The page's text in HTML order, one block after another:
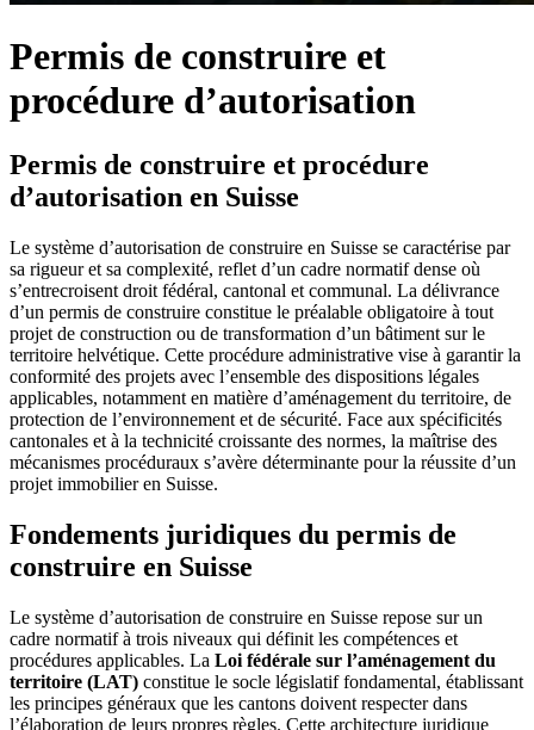
Permis de construire et
procédure d’autorisation
Permis de construire et procédure
d’autorisation en Suisse
Le système d’autorisation de construire en Suisse se caractérise par
sa rigueur et sa complexité, reflet d’un cadre normatif dense où
s’entrecroisent droit fédéral, cantonal et communal. La délivrance
d’un permis de construire constitue le préalable obligatoire à tout
projet de construction ou de transformation d’un bâtiment sur le
territoire helvétique. Cette procédure administrative vise à garantir la
conformité des projets avec l’ensemble des dispositions légales
applicables, notamment en matière d’aménagement du territoire, de
protection de l’environnement et de sécurité. Face aux spécificités
cantonales et à la technicité croissante des normes, la maîtrise des
mécanismes procéduraux s’avère déterminante pour la réussite d’un
projet immobilier en Suisse.
Fondements juridiques du permis de
construire en Suisse
Le système d’autorisation de construire en Suisse repose sur un
cadre normatif à trois niveaux qui définit les compétences et
procédures applicables. La Loi fédérale sur l’aménagement du
territoire (LAT) constitue le socle législatif fondamental, établissant
les principes généraux que les cantons doivent respecter dans
l’élaboration de leurs propres règles. Cette architecture juridique